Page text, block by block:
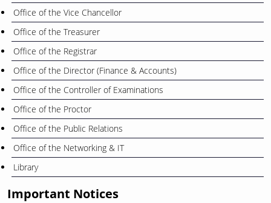
Office of the Vice Chancellor
Office of the Treasurer
Office of the Registrar
Office of the Director (Finance & Accounts)
Office of the Controller of Examinations
Office of the Proctor
Office of the Public Relations
Office of the Networking & IT
Library
Important Notices